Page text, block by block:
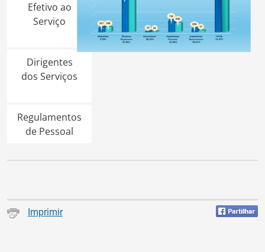
Efetivo ao
Serviço
Dirigentes
dos Serviços
Regulamentos
de Pessoal
Imprimir